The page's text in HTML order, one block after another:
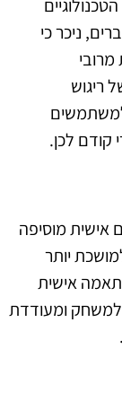
ניכר כי
ריגוש
לכן.
אישית מוסיפה
יותר
אישית
למשחק ומעודדת